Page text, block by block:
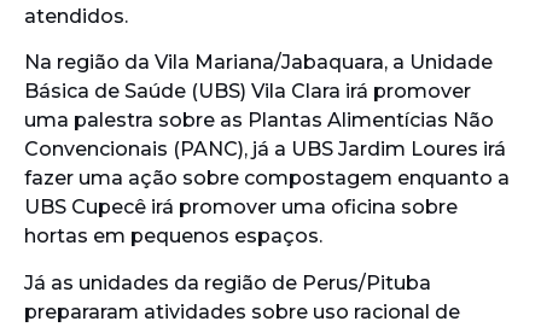
atendidos.
Na região da Vila Mariana/Jabaquara, a Unidade
Básica de Saúde (UBS) Vila Clara irá promover
uma palestra sobre as Plantas Alimentícias Não
Convencionais (PANC), já a UBS Jardim Loures irá
fazer uma ação sobre compostagem enquanto a
UBS Cupecê irá promover uma oficina sobre
hortas em pequenos espaços.
Já as unidades da região de Perus/Pituba
prepararam atividades sobre uso racional de